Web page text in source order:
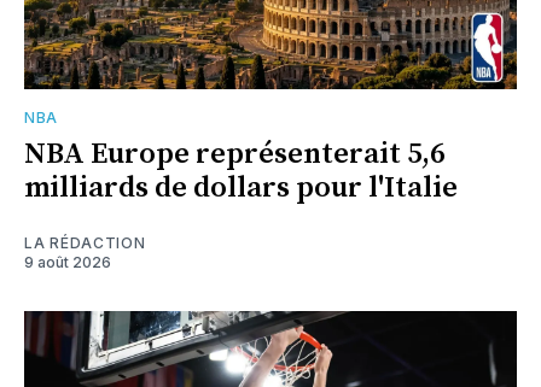
NBA
NBA Europe représenterait 5,6
milliards de dollars pour l'Italie
LA RÉDACTION
9 août 2026